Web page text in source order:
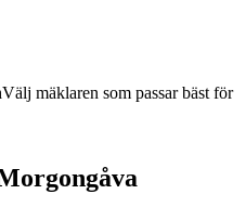
Välj mäklaren som passar bäst för